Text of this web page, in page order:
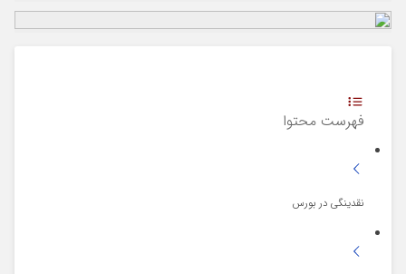
فهرست محتوا
نقدینگی در بورس